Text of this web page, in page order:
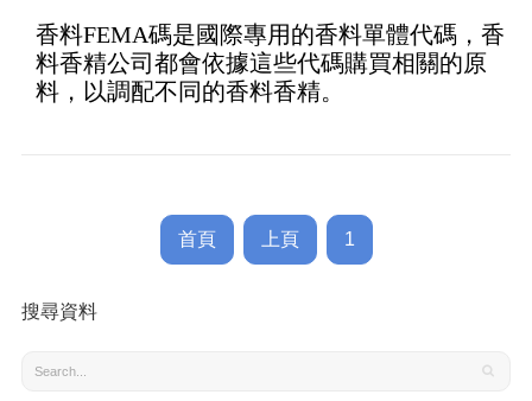
香料FEMA碼是國際專用的香料單體代碼，香
料香精公司都會依據這些代碼購買相關的原
料，以調配不同的香料香精。
首頁 上頁 1
搜尋資料